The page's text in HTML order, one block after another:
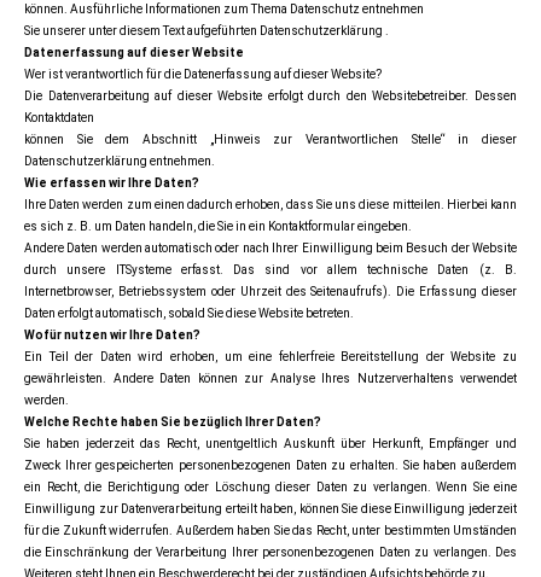
können. Ausführliche Informationen zum Thema Datenschutz entnehmen
Sie unserer unter diesem Text aufgeführten Datenschutzerklärung .
Datenerfassung auf dieser Website
Wer ist verantwortlich für die Datenerfassung auf dieser Website?
Die Datenverarbeitung auf dieser Website erfolgt durch den Websitebetreiber. Dessen
Kontaktdaten
können Sie dem Abschnitt „Hinweis zur Verantwortlichen Stelle“ in dieser
Datenschutzerklärung entnehmen.
Wie erfassen wir Ihre Daten?
Ihre Daten werden zum einen dadurch erhoben, dass Sie uns diese mitteilen. Hierbei kann
es sich z. B. um Daten handeln, die Sie in ein Kontaktformular eingeben.
Andere Daten werden automatisch oder nach Ihrer Einwilligung beim Besuch der Website
durch unsere ITSysteme erfasst. Das sind vor allem technische Daten (z. B.
Internetbrowser, Betriebssystem oder Uhrzeit des Seitenaufrufs). Die Erfassung dieser
Daten erfolgt automatisch, sobald Sie diese Website betreten.
Wofür nutzen wir Ihre Daten?
Ein Teil der Daten wird erhoben, um eine fehlerfreie Bereitstellung der Website zu
gewährleisten. Andere Daten können zur Analyse Ihres Nutzerverhaltens verwendet
werden.
Welche Rechte haben Sie bezüglich Ihrer Daten?
Sie haben jederzeit das Recht, unentgeltlich Auskunft über Herkunft, Empfänger und
Zweck Ihrer gespeicherten personenbezogenen Daten zu erhalten. Sie haben außerdem
ein Recht, die Berichtigung oder Löschung dieser Daten zu verlangen. Wenn Sie eine
Einwilligung zur Datenverarbeitung erteilt haben, können Sie diese Einwilligung jederzeit
für die Zukunft widerrufen. Außerdem haben Sie das Recht, unter bestimmten Umständen
die Einschränkung der Verarbeitung Ihrer personenbezogenen Daten zu verlangen. Des
Weiteren steht Ihnen ein Beschwerderecht bei der zuständigen Aufsichtsbehörde zu.